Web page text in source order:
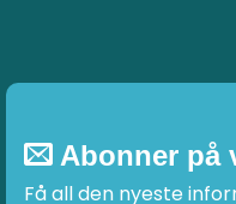
Abonner på
Få all den nyeste